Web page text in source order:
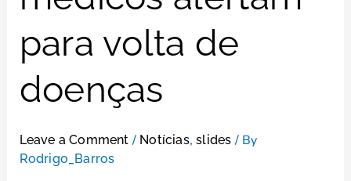
para volta de
doenças
Leave a Comment / Notícias,slides / By
Rodrigo_Barros